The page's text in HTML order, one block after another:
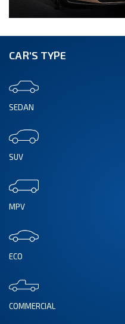
CAR'S TYPE
SEDAN
SUV
MPV
ECO
COMMERCIAL